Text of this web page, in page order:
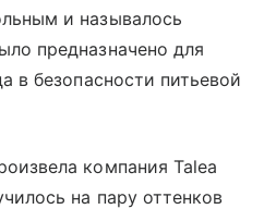
и называлось
предназначено для
в безопасности питьевой
компания Talea
на пару оттенков